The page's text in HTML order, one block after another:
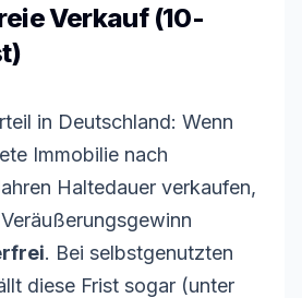
Verkauf (10-
in Deutschland: Wenn
Immobilie nach
Haltedauer verkaufen,
. Bei selbstgenutzten
diese Frist sogar (unter